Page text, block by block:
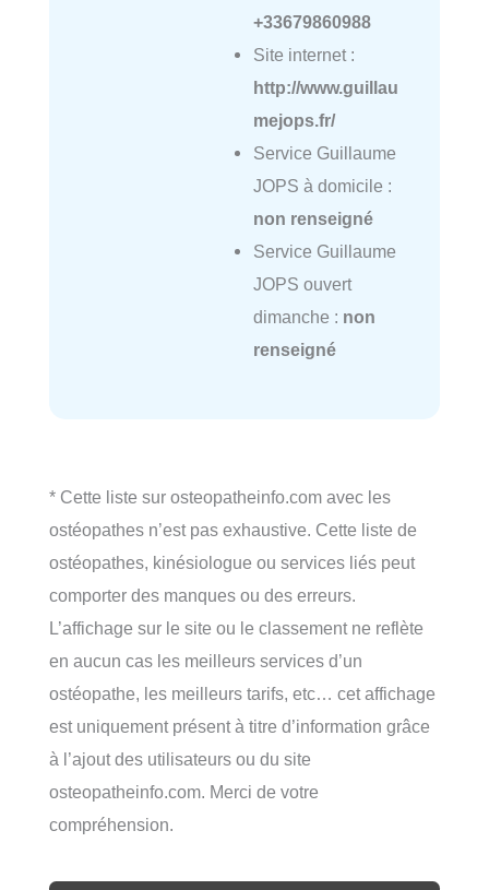
+33679860988
Site internet :
http://www.guillau
mejops.fr/
Service Guillaume
JOPS à domicile :
non renseigné
Service Guillaume
JOPS ouvert
dimanche : non
renseigné
* Cette liste sur osteopatheinfo.com avec les
ostéopathes n’est pas exhaustive. Cette liste de
ostéopathes, kinésiologue ou services liés peut
comporter des manques ou des erreurs.
L’affichage sur le site ou le classement ne reflète
en aucun cas les meilleurs services d’un
ostéopathe, les meilleurs tarifs, etc… cet affichage
est uniquement présent à titre d’information grâce
à l’ajout des utilisateurs ou du site
osteopatheinfo.com. Merci de votre
compréhension.